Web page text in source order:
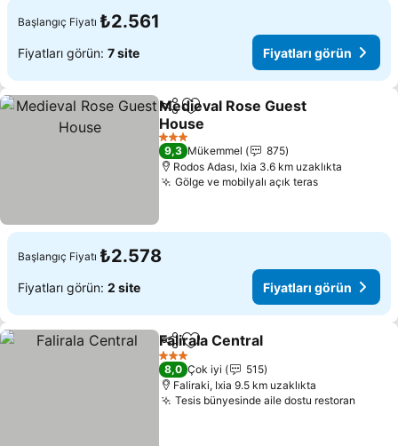
Başlangıç Fiyatı ₺2.561
Fiyatları görün: 7 site Fiyatları görün
PaylaşFavorilerime ekle
Medieval Rose Guest
House
Fiyatları görün
3 Yıldız
9,3 Mükemmel
875
Rodos Adası, Ixia 3.6 km uzaklıkta
Gölge ve mobilyalı açık terasFiyatları
Başlangıç Fiyatı ₺2.578
Fiyatları görün: 2 site Fiyatları görün
PaylaşFavorilerime ekle
Falirala Central
3 Yıldız
8,0 Çok iyi
515
Faliraki, Ixia 9.5 km uzaklıkta
Tesis bünyesinde aile dostu restoran